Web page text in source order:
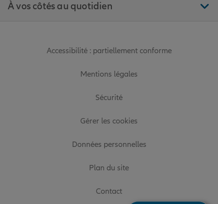
À vos côtés au quotidien
Accessibilité : partiellement conforme
Mentions légales
Sécurité
Gérer les cookies
Données personnelles
Plan du site
Contact